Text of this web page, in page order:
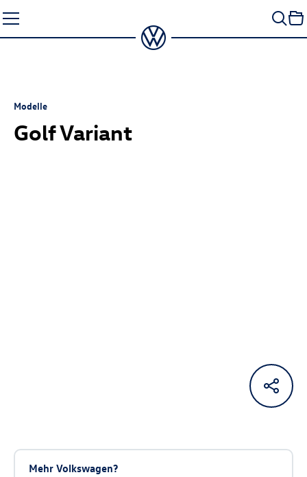
Seiteninhalt
springen
Modelle
Golf Variant
Mehr Volkswagen?